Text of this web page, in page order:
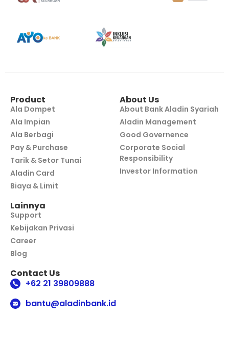
Product
Ala Dompet
Ala Impian
Ala Berbagi
Pay & Purchase
Tarik & Setor Tunai
Aladin Card
Biaya & Limit
About Us
About Bank Aladin Syariah
Aladin Management
Good Governence
Corporate Social
Responsibility
Investor Information
Lainnya
Support
Kebijakan Privasi
Career
Blog
Contact Us
+62 21 39809888
bantu@aladinbank.id